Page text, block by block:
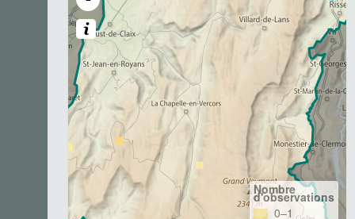
Nombre
d'observations
0–1